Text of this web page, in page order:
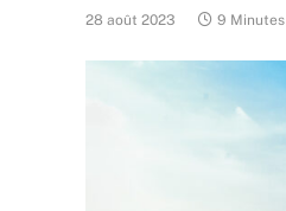
28 août 2023 9 Minutes